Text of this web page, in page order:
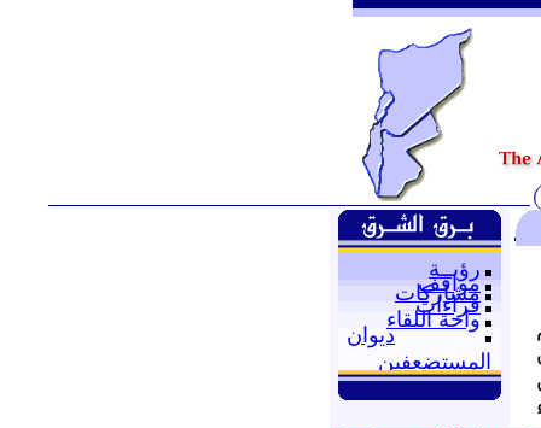
رؤيــة
مواقف
مشاركات
قراءات
واحة اللقاء
ديوان
المستضعفين